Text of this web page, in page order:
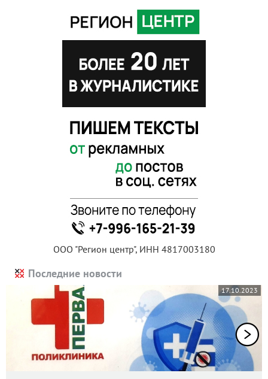
ООО "Регион центр", ИНН 4817003180
Последние новости
17.10.2023